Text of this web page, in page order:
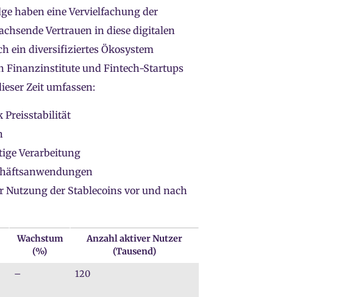
haben eine Vervielfachung der
Vertrauen in diese digitalen
ein diversifiziertes Ökosystem
Finanzinstitute und Fintech-Startups
Zeit umfassen:
Preisstabilität
Verarbeitung
Nutzung der Stablecoins vor und nach
Wachstum
(%)
Anzahl aktiver Nutzer
(Tausend)
– 120